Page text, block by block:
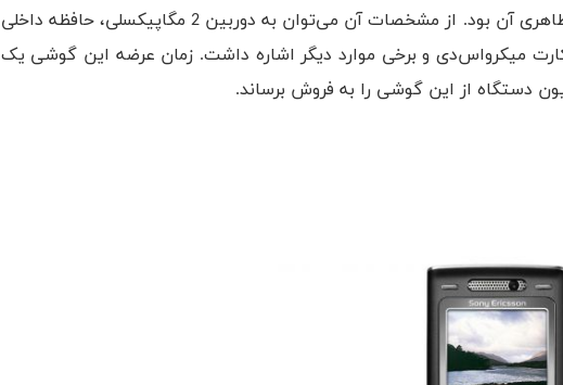
صفحه کلید فیزیکی که رنگ نارنجی یکی از ویژگی‌های اصلی ظاهری آن بود. از مشخصات آن می‌توان به دوربین 2 مگاپیکسلی، حافظه داخلی
حافظه تا 512 مگابایت با اسلات کارت میکرواس‌دی و برخی موارد دیگر اشاره داشت. زمان عرضه این گوشی یک